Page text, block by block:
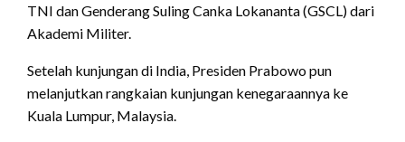
TNI dan Genderang Suling Canka Lokananta (GSCL) dari
Akademi Militer.
Setelah kunjungan di India, Presiden Prabowo pun
melanjutkan rangkaian kunjungan kenegaraannya ke
Kuala Lumpur, Malaysia.